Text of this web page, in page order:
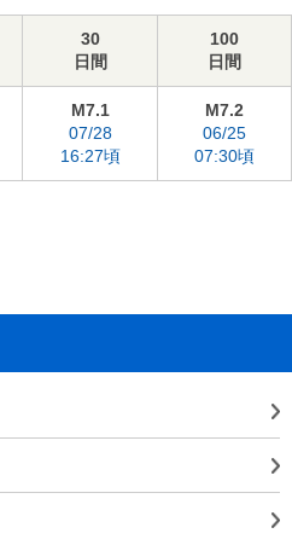
30
日間
100
日間
M7.1
07/28
16:27頃
M7.2
06/25
07:30頃